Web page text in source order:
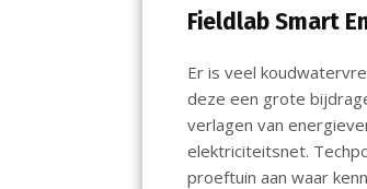
Fieldlab Smart
Er is veel
deze een grote
verlagen van
elektriciteitsnet.
proeftuin aan waar